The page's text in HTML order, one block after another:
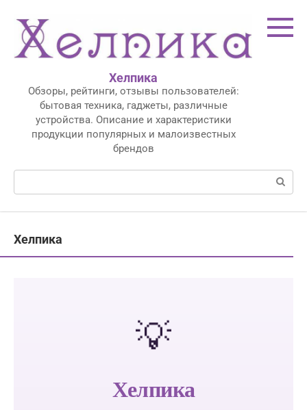
контенту
Хелпика
Обзоры, рейтинги, отзывы пользователей:
бытовая техника, гаджеты, различные
устройства. Описание и характеристики
продукции популярных и малоизвестных
брендов
Поиск:
Хелпика
💡
Хелпика